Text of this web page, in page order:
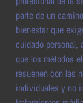
parte de un
bienestar que
cuidado personal,
que los métodos
resuenen con las
individuales y no